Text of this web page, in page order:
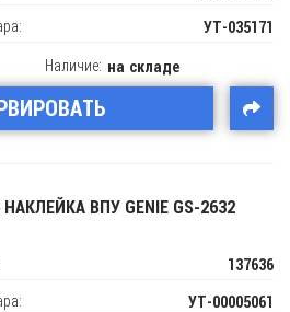
УТ-035171
Наличие: на складе
НАКЛЕЙКА ВПУ GENIE GS-2632
137636
УТ-00005061